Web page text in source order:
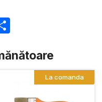
La comanda